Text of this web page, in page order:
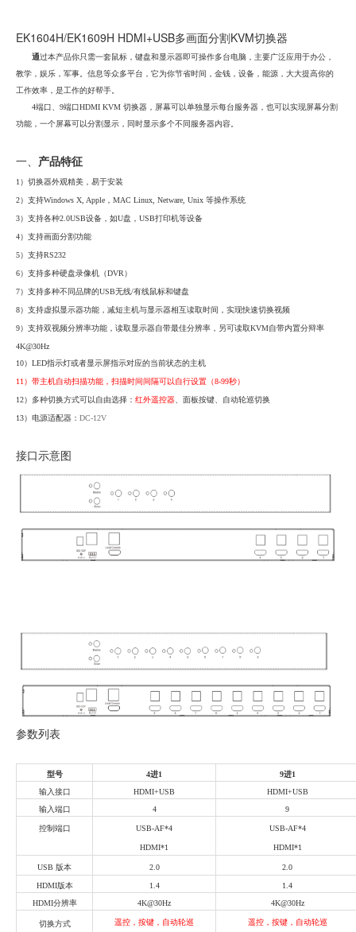
EK1604H/EK1609H HDMI+USB多画面分割KVM切换器
通过本产品你只需一套鼠标，键盘和显示器即可操作多台电脑，主要广泛应用于办公，
教学，娱乐，军事。信息等众多平台，它为你节省时间，金钱，设备，能源，大大提高你的
工作效率，是工作的好帮手。
4端口、9端口HDMI KVM 切换器，屏幕可以单独显示每台服务器，也可以实现屏幕分割
功能，一个屏幕可以分割显示，同时显示多个不同服务器内容。
一、 产品特征
1） 切换器外观精美，易于安装
2） 支持Windows X, Apple，MAC Linux, Netware, Unix 等操作系统
3） 支持各种2.0USB设备，如U盘，USB打印机等设备
4） 支持画面分割功能
5） 支持RS232
6） 支持多种硬盘录像机（DVR）
7） 支持多种不同品牌的USB无线/有线鼠标和键盘
8） 支持虚拟显示器功能，减短主机与显示器相互读取时间，实现快速切换视频
9） 支持双视频分辨率功能，读取显示器自带最佳分辨率，另可读取KVM自带内置分辩率
4K@30Hz
10） LED指示灯或者显示屏指示对应的当前状态的主机
11） 带主机自动扫描功能，扫描时间间隔可以自行设置（8-99秒）
12） 多种切换方式可以自由选择： 红外遥控器、面板按键、自动轮巡切换
13） 电源适配器： DC-12V
接口示意图
参数列表
型号 4进1
9进1
输入接口
HDMI+USB
HDMI+USB
输入端口
4 9
控制端口 USB-AF*4
HDMI*1
USB-AF*4
HDMI*1
USB 版本 2.0 2.0
HDMI版本 1.4
1.4
HDMI分辨率
4K@30Hz 4K@30Hz
切换方式 遥控，按键，自动轮巡 遥控，按键，自动轮巡